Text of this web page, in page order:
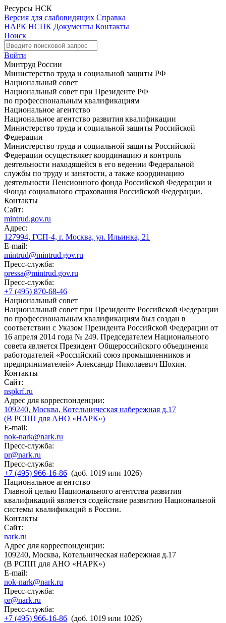
Ресурсы НСК
Версия для слабовидящих Справка
НАРК НСПК Документы Контакты
Поиск
Войти
Минтруд России
Министерство труда и социальной защиты РФ
Национальный совет
Национальный совет при Президенте РФ
по профессиональным квалификациям
Национальное агентство
Национальное агентство развития квалификации
Министерство труда и социальной защиты Российской
Федерации
Министерство труда и социальной защиты Российской
Федерации осуществляет координацию и контроль
деятельности находящейся в его ведении Федеральной
службы по труду и занятости, а также координацию
деятельности Пенсионного фонда Российской Федерации и
Фонда социального страхования Российской Федерации.
Контакты
Сайт:
mintrud.gov.ru
Адрес:
127994, ГСП-4, г. Москва, ул. Ильинка, 21
E-mail:
mintrud@mintrud.gov.ru
Пресс-служба:
pressa@mintrud.gov.ru
Пресс-служба:
+7 (495) 870-68-46
Национальный совет
Национальный совет при Президенте Российской Федерации
по профессиональным квалификациям был создан в
соответствии с Указом Президента Российской Федерации от
16 апреля 2014 года № 249. Председателем Национального
совета является Президент Общероссийского объединения
работодателей «Российский союз промышленников и
предпринимателей» Александр Николаевич Шохин.
Контакты
Сайт:
nspkrf.ru
Адрес для корреспонденции:
109240, Москва, Котельническая набережная д.17
(В РСПП для АНО «НАРК»)
E-mail:
nok-nark@nark.ru
Пресс-служба:
pr@nark.ru
Пресс-служба:
+7 (495) 966-16-86 (доб. 1019 или 1026)
Национальное агентство
Главной целью Национального агентства развития
квалификаций является содействие развитию Национальной
системы квалификаций в России.
Контакты
Сайт:
nark.ru
Адрес для корреспонденции:
109240, Москва, Котельническая набережная д.17
(В РСПП для АНО «НАРК»)
E-mail:
nok-nark@nark.ru
Пресс-служба:
pr@nark.ru
Пресс-служба:
+7 (495) 966-16-86 (доб. 1019 или 1026)